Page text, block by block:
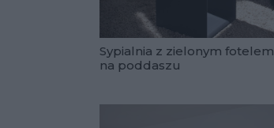
Sypialnia z zielonym fotelem
na poddaszu